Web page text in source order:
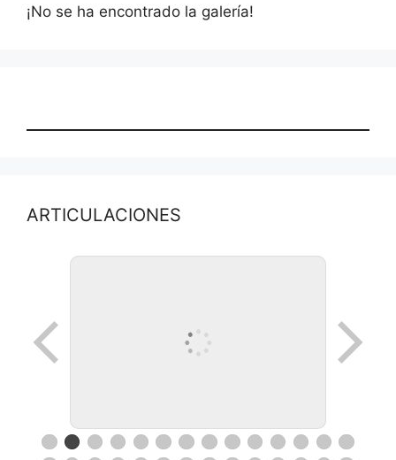
¡No se ha encontrado la galería!
ARTICULACIONES